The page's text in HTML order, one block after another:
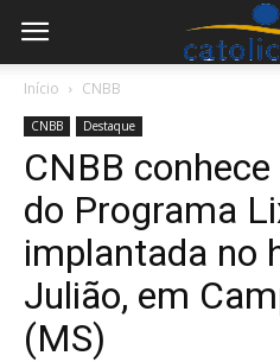
Início CNBB
CNBB Destaque
CNBB
do Programa
implantada no
Julião, em
(MS)